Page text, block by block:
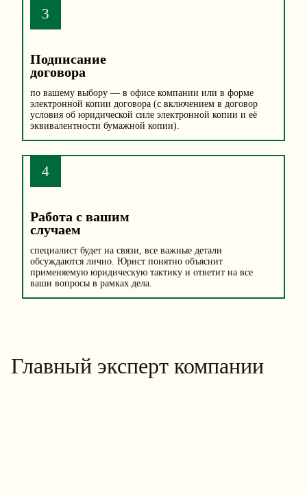
3
Подписание
договора
по вашему выбору — в офисе компании или в форме
электронной копии договора (с включением в договор
условия об юридической силе электронной копии и её
эквивалентности бумажной копии).
4
Работа с вашим
случаем
специалист будет на связи, все важные детали
обсуждаются лично. Юрист понятно объяснит
применяемую юридическую тактику и ответит на все
ваши вопросы в рамках дела.
Главный эксперт компании